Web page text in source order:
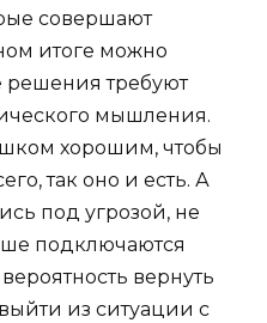
совершают
итоге можно
решения требуют
мышления.
хорошим, чтобы
так оно и есть. А
под угрозой, не
подключаются
вернуть
из ситуации с